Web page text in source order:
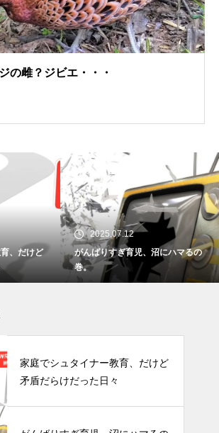
の雌？ジビエ・・・
、だけど
2025.07.12
がんばりすぎ育児、沼にハマるの
巻。
家庭でシュタイナー教育、だけど
矛盾だらけだった日々